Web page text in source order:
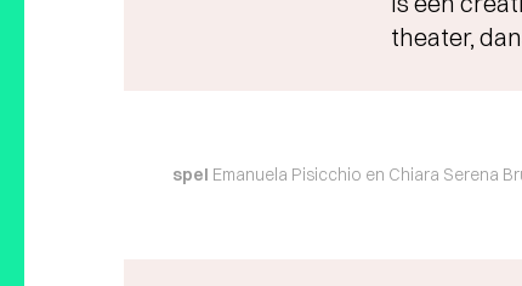
theater,
spel Emanuela Pisicchio en Chiara Serena